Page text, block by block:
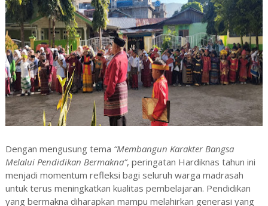
Dengan mengusung tema “Membangun Karakter Bangsa
Melalui Pendidikan Bermakna”, peringatan Hardiknas tahun ini
menjadi momentum refleksi bagi seluruh warga madrasah
untuk terus meningkatkan kualitas pembelajaran. Pendidikan
yang bermakna diharapkan mampu melahirkan generasi yang